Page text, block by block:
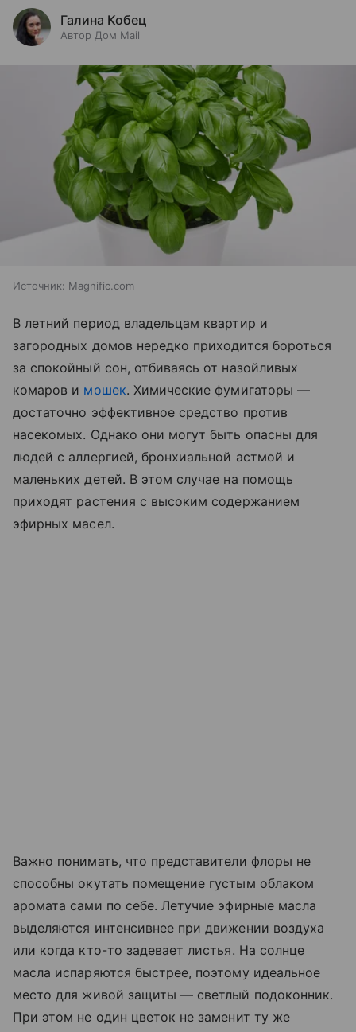
Галина Кобец
Автор Дом Mail
Источник: Magnific.com
В летний период владельцам квартир и
загородных домов нередко приходится бороться
за спокойный сон, отбиваясь от назойливых
комаров и мошек. Химические фумигаторы —
достаточно эффективное средство против
насекомых. Однако они могут быть опасны для
людей с аллергией, бронхиальной астмой и
маленьких детей. В этом случае на помощь
приходят растения с высоким содержанием
эфирных масел.
Важно понимать, что представители флоры не
способны окутать помещение густым облаком
аромата сами по себе. Летучие эфирные масла
выделяются интенсивнее при движении воздуха
или когда кто-то задевает листья. На солнце
масла испаряются быстрее, поэтому идеальное
место для живой защиты — светлый подоконник.
При этом не один цветок не заменит ту же